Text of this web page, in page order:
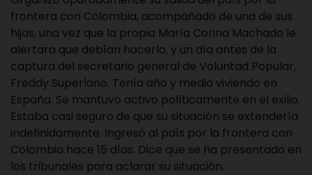
frontera con Colombia, acompañado de una de sus
hijas, una vez que la propia María Corina Machado le
alertara que debían hacerlo, y un día antes de la
captura del secretario general de Voluntad Popular,
Freddy Superlano. Tenía año y medio viviendo en
España. Se mantuvo activo políticamente en el exilio.
Estaba casi seguro de que su situación se extendería
indefinidamente. Ingresó al país por la frontera con
Colombia hace 15 días. Dice que se ha presentado en
los tribunales para aclarar su situación.